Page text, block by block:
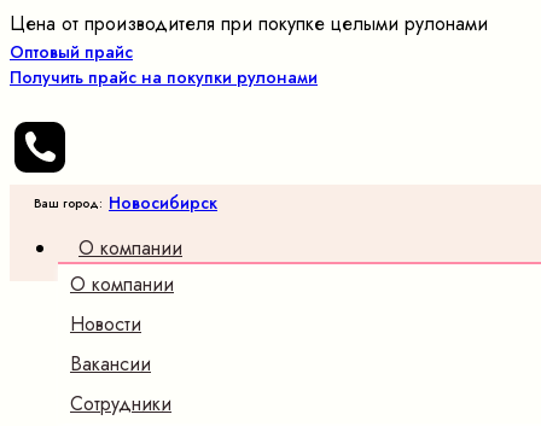
Цена от производителя при покупке целыми рулонами
Оптовый прайс
Получить прайс на покупки рулонами
Ваш город: Новосибирск
О компании
О компании
Новости
Вакансии
Сотрудники